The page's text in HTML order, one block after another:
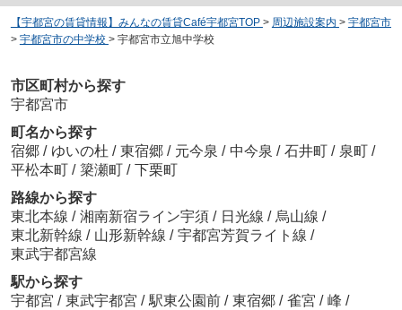
【宇都宮の賃貸情報】みんなの賃貸Café宇都宮TOP > 周辺施設案内 > 宇都宮市
> 宇都宮市の中学校 > 宇都宮市立旭中学校
市区町村から探す
宇都宮市
町名から探す
宿郷 / ゆいの杜 / 東宿郷 / 元今泉 / 中今泉 / 石井町 / 泉町 /
平松本町 / 簗瀬町 / 下栗町
路線から探す
東北本線 / 湘南新宿ライン宇須 / 日光線 / 烏山線 /
東北新幹線 / 山形新幹線 / 宇都宮芳賀ライト線 /
東武宇都宮線
駅から探す
宇都宮 / 東武宇都宮 / 駅東公園前 / 東宿郷 / 雀宮 / 峰 /